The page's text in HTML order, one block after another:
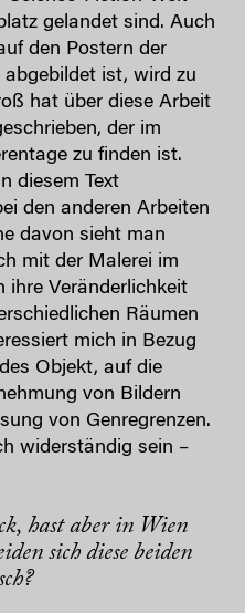
gelandet sind. Auch
den Postern der
ist, wird zu
hat über diese Arbeit
der im
zu finden ist.
diesem Text
den anderen Arbeiten
davon sieht man
mit der Malerei im
Veränderlichkeit
Räumen
mich in Bezug
Objekt, auf die
von Bildern
von Genregrenzen.
widerständig sein –
hast aber in Wien
sich diese beiden